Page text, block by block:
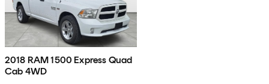
2018 RAM 1500 Express Quad
Cab 4WD